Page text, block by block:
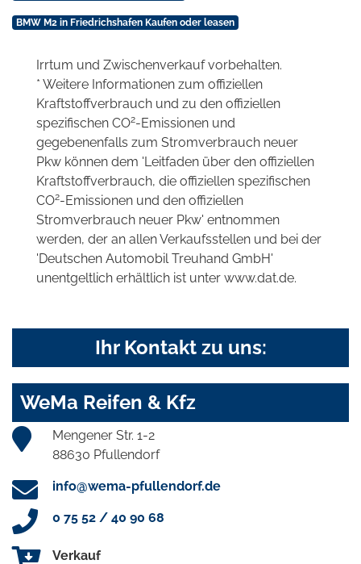
BMW M2 in Friedrichshafen Kaufen oder leasen
Irrtum und Zwischenverkauf vorbehalten.
* Weitere Informationen zum offiziellen
Kraftstoffverbrauch und zu den offiziellen
spezifischen CO2-Emissionen und
gegebenenfalls zum Stromverbrauch neuer
Pkw können dem 'Leitfaden über den offiziellen
Kraftstoffverbrauch, die offiziellen spezifischen
CO2-Emissionen und den offiziellen
Stromverbrauch neuer Pkw' entnommen
werden, der an allen Verkaufsstellen und bei der
'Deutschen Automobil Treuhand GmbH'
unentgeltlich erhältlich ist unter www.dat.de.
Ihr Kontakt zu uns:
WeMa Reifen & Kfz
Mengener Str. 1-2
88630 Pfullendorf
info@wema-pfullendorf.de
0 75 52 / 40 90 68
Verkauf